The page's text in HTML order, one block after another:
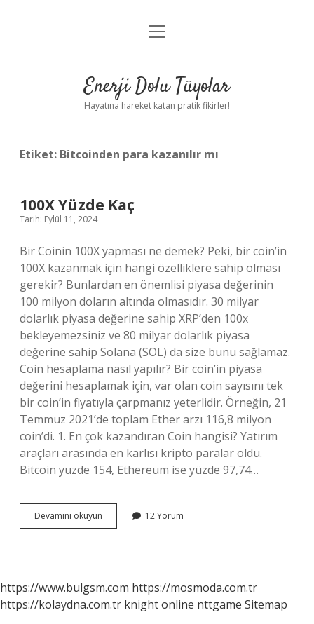
Anasayfa
Yasal Uyarı
menüyü
Enerji Dolu Tüyolar
Hayatına hareket katan pratik fikirler!
Etiket: Bitcoinden para kazanılır mı
100X Yüzde Kaç
Tarih: Eylül 11, 2024
Bir Coinin 100X yapması ne demek? Peki, bir coin’in
100X kazanmak için hangi özelliklere sahip olması
gerekir? Bunlardan en önemlisi piyasa değerinin
100 milyon doların altında olmasıdır. 30 milyar
dolarlık piyasa değerine sahip XRP’den 100x
bekleyemezsiniz ve 80 milyar dolarlık piyasa
değerine sahip Solana (SOL) da size bunu sağlamaz.
Coin hesaplama nasıl yapılır? Bir coin’in piyasa
değerini hesaplamak için, var olan coin sayısını tek
bir coin’in fiyatıyla çarpmanız yeterlidir. Örneğin, 21
Temmuz 2021’de toplam Ether arzı 116,8 milyon
coin’di. 1. En çok kazandıran Coin hangisi? Yatırım
araçları arasında en karlısı kripto paralar oldu.
Bitcoin yüzde 154, Ethereum ise yüzde 97,74…
Devamını okuyun
Yüzde
12 Yorum
https://www.bulgsm.com https://mosmoda.com.tr
https://kolaydna.com.tr knight online nttgame Sitemap